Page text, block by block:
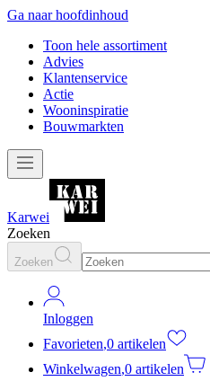
Ga naar hoofdinhoud
Toon hele assortiment
Advies
Klantenservice
Actie
Wooninspiratie
Bouwmarkten
Karwei
Zoeken
Zoeken
Inloggen
Favorieten,0 artikelen
Winkelwagen,0 artikelen